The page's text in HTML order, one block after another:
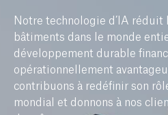
Notre technologie d’IA réduit
bâtiments dans le monde
développement durable
opérationnellement
contribuons à redéfinir son
mondial et donnons à nos